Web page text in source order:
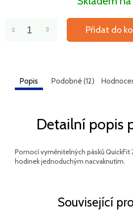
Přidat do
Související
Popis Podobné (12)
Detailní popis
Pomocí vyměnitelných pásků
hodinek jednoduchým nacvaknutím.